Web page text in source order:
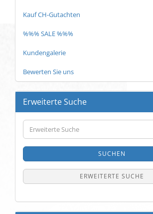
Kauf CH-Gutachten
%%% SALE %%%
Kundengalerie
Bewerten Sie uns
Erweiterte Suche
Erweiterte
Suche
SUCHEN
ERWEITERTE SUCHE